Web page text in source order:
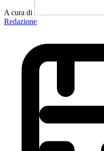
A cura di
Redazione